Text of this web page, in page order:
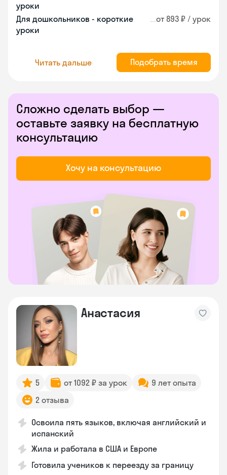
уроки
Для дошкольников - короткие
уроки
от 893 ₽ / урок
Читать дальше Подобрать время
Сложно сделать выбор —
оставьте заявку на бесплатную
консультацию
Хочу на консультацию
Анастасия
5 от 1092 ₽ за урок
9 лет опыта
2 отзыва
Освоила пять языков, включая английский и
испанский
Жила и работала в США и Европе
Готовила учеников к переезду за границу